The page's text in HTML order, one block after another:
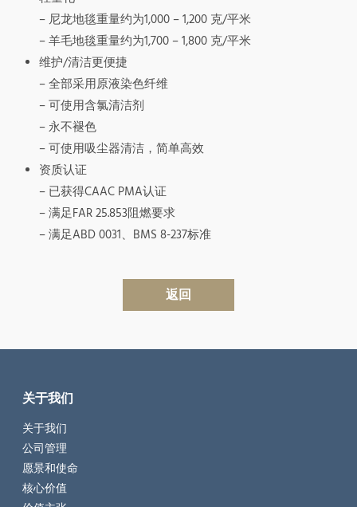
– 尼龙地毯重量约为1,000 – 1,200 克/平米
– 羊毛地毯重量约为1,700 – 1,800 克/平米
维护/清洁更便捷
– 全部采用原液染色纤维
– 可使用含氯清洁剂
– 永不褪色
– 可使用吸尘器清洁，简单高效
资质认证
– 已获得CAAC PMA认证
– 满足FAR 25.853阻燃要求
– 满足ABD 0031、BMS 8-237标准
返回
关于我们
关于我们
公司管理
愿景和使命
核心价值